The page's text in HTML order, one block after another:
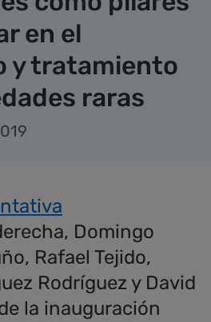
en el
y tratamiento
raras
Domingo
Rafael Tejido,
Rodríguez y David
la inauguración